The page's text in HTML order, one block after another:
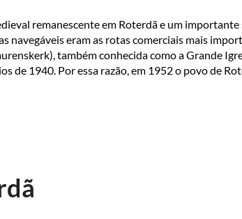
remanescente em Roterdã e um
navegáveis eram as rotas comerciais mais
também conhecida como a Grande
de 1940. Por essa razão, em 1952 o povo de